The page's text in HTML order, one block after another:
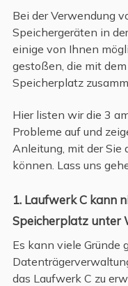
Bei der Verwendung
Speichergeräten in
einige von Ihnen
gestoßen, die mit
Speicherplatz
Hier listen wir die 3
Probleme auf und
Anleitung, mit der Sie
können. Lass uns
1. Laufwerk C kann
Speicherplatz unter
Es kann viele Gründe
das Laufwerk C zu